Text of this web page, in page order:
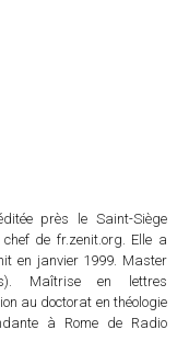
près le Saint-Siège
de fr.zenit.org. Elle a
en janvier 1999. Master
Maîtrise en lettres
au doctorat en théologie
à Rome de Radio